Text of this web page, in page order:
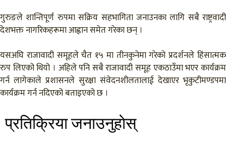
गुरुङले शान्तिपूर्ण रुपमा सक्रिय सहभागिता जनाउनका लागि सबै राष्ट्रवादी
देशभक्त नागरिकहरूमा आह्वान समेत गरेका छन् ।
यसअघि राजावादी समूहले चैत १५ मा तीनकुनेमा गरेको प्रदर्शनले हिंसात्मक
रुप लिएको थियो । अहिले पनि सबै राजावादी समूह एकठाउँमा भएर कार्यक्रम
गर्न लागेकाले प्रशासनले सुरक्षा संवेदनशीलतालाई देखाएर भृकुटीमण्डपमा
कार्यक्रम गर्न नदिएको बताइएको छ ।
प्रतिक्रिया जनाउनुहाेस्